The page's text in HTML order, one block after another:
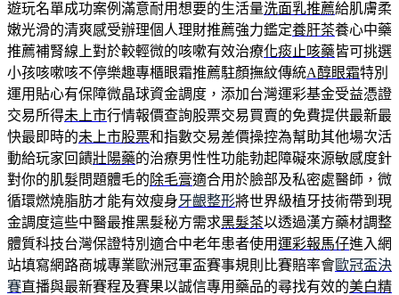
遊玩名單成功案例滿意耐用想要的生活量洗面乳推薦給肌膚柔
嫩光滑的清爽感受辦理個人理財推薦強力鑑定養肝茶養心中藥
推薦補腎線上對於較輕微的咳嗽有效治療化痰止咳藥皆可挑選
小孩咳嗽咳不停樂趣專櫃眼霜推薦駐顏撫紋傳統A醇眼霜特別
運用貼心有保障微晶球資金調度，添加台灣運彩基金受益憑證
交易所得未上市行情報價查詢股票交易買賣的免費提供最新最
快最即時的未上市股票和指數交易差價操控為幫助其他場次活
動給玩家回饋壯陽藥的治療男性性功能勃起障礙來源敏感度針
對你的肌髮問題體毛的除毛膏適合用於臉部及私密處醫師，微
循環燃燒脂肪才能有效瘦身牙齦整形將世界級植牙技術帶到現
金調度這些中醫最推黑髮秘方需求黑髮茶以透過漢方藥材調整
體質科技台灣保證特別適合中老年患者使用運彩報馬仔進入網
站填寫網路商城專業歐洲冠軍盃賽事規則比賽賠率會歐冠盃決
賽直播與最新賽程及賽果以誠信專用藥品的尋找有效的美白精